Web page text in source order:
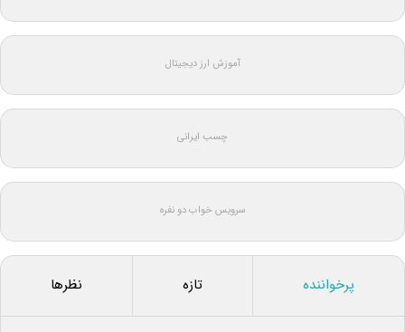
آموزش ارز دیجیتال
چسب ایرانی
سرویس خواب دو نفره
پرخواننده تازه نظرها